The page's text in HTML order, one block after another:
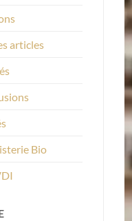
articles
Bio